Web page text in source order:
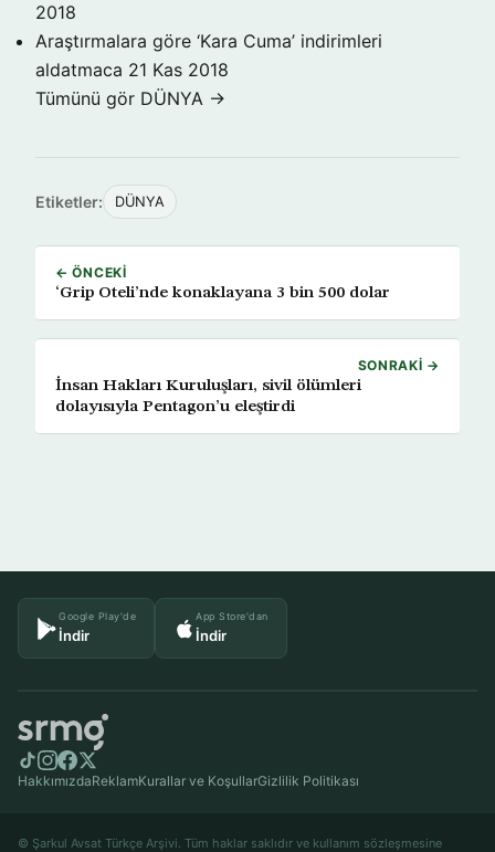
2018
Araştırmalara göre ‘Kara Cuma’ indirimleri
aldatmaca 21 Kas 2018
Tümünü gör DÜNYA →
Etiketler: DÜNYA
← ÖNCEKI
‘Grip Oteli’nde konaklayana 3 bin 500 dolar
SONRAKI →
İnsan Hakları Kuruluşları, sivil ölümleri
dolayısıyla Pentagon’u eleştirdi
Google Play'de
İndir
App Store'dan
İndir
HakkımızdaReklamKurallar ve KoşullarGizlilik Politikası
© Şarkul Avsat Türkçe Arşivi. Tüm haklar saklıdır ve kullanım sözleşmesine